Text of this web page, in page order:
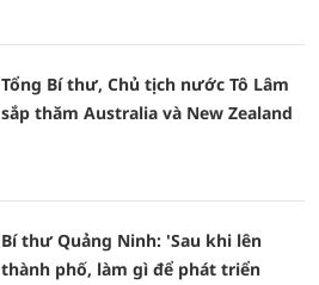
Tổng Bí thư, Chủ tịch nước Tô Lâm
sắp thăm Australia và New Zealand
Bí thư Quảng Ninh: 'Sau khi lên
thành phố, làm gì để phát triển